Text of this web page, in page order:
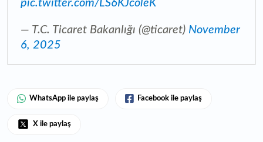
pic.twitter.com/LS6KJcoleK
— T.C. Ticaret Bakanlığı (@ticaret) November
6, 2025
WhatsApp ile paylaş Facebook ile paylaş
X ile paylaş